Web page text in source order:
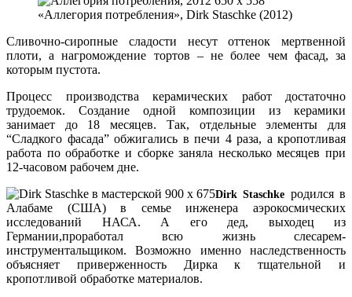
«Аллегория потребления», Dirk Staschke (2012)
Сливочно-сиропные сладости несут оттенок мертвенной
плоти, а нагромождение тортов – не более чем фасад, за
которым пустота.
Процесс производства керамических работ достаточно
трудоемок. Создание одной композиции из керамики
занимает до 18 месяцев. Так, отдельные элементы для
“Сладкого фасада” обжигались в печи 4 раза, а кропотливая
работа по обработке и сборке заняла несколько месяцев при
12-часовом рабочем дне.
Dirk Staschke родился в
Алабаме (США) в семье инженера аэрокосмических
исследований НАСА. А его дед, выходец из
Германии,проработал всю жизнь слесарем-
инструментальщиком. Возможно именно наследственность
объясняет приверженность Дирка к тщательной и
кропотливой обработке материалов.